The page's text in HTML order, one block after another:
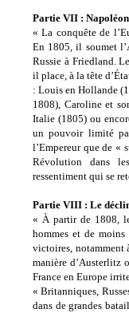
Partie VII :
« La conquête de
En 1805, il soumet
Russie à Friedland.
il place, à la tête
: Louis en Hollande
1808), Caroline et
Italie (1805) ou
un pouvoir limité
l’Empereur que de «
Révolution dans
ressentiment qui se
Partie VIII : Le
« À partir de 1808,
hommes et de moins
victoires, notamment
manière d’Austerlitz
France en Europe
« Britanniques,
dans de grandes